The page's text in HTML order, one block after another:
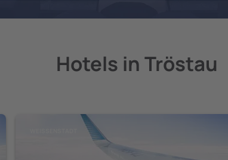
Hotels in Tröstau